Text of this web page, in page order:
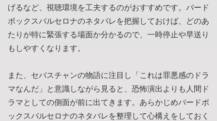
げるなど、視聴環境を工夫するのがおすすめです。バード
ボックスバルセロナのネタバレを把握しておけば、どのあ
たりが特に緊張する場面か分かるので、一時停止や早送り
もしやすくなります。
また、セバスチャンの物語に注目し「これは罪悪感のドラ
マなんだ」と意識しながら見ると、恐怖演出よりも人間ド
ラマとしての側面が前に出てきます。あらかじめバードボ
ックスバルセロナのネタバレを整理して心構えをしておく